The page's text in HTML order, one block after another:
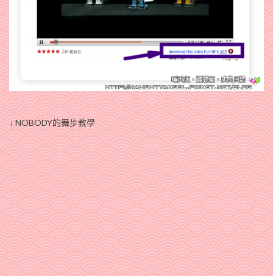
↓ NOBODY的舞步教學